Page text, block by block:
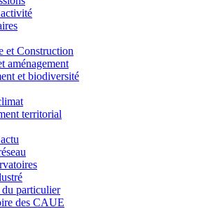
et Construction
aménagement
et biodiversité
territorial
particulier
des CAUE